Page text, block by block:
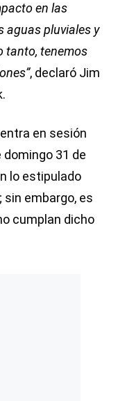
en las
aguas pluviales y
tanto, tenemos
, declaró Jim
en sesión
31 de
lo estipulado
embargo, es
cumplan dicho